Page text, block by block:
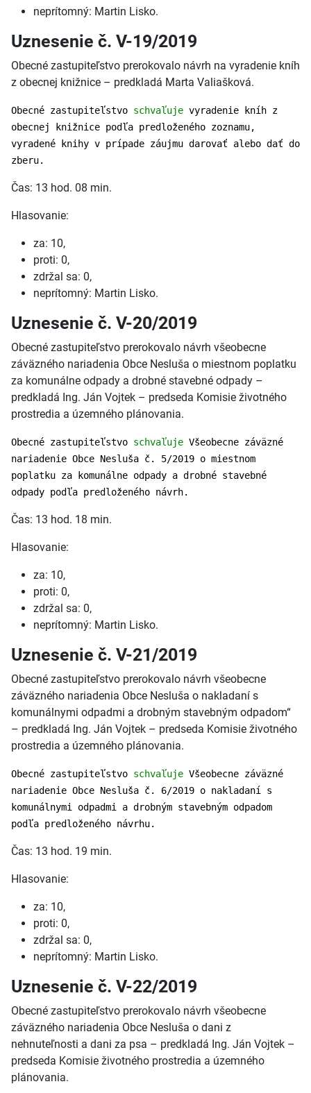
neprítomný: Martin Lisko.
Uznesenie č. V-19/2019
Obecné zastupiteľstvo prerokovalo návrh na vyradenie kníh
z obecnej knižnice – predkladá Marta Valiašková.
Obecné zastupiteľstvo schvaľuje vyradenie kníh z
obecnej knižnice podľa predloženého zoznamu,
vyradené knihy v prípade záujmu darovať alebo dať do
zberu.
Čas: 13 hod. 08 min.
Hlasovanie:
za: 10,
proti: 0,
zdržal sa: 0,
neprítomný: Martin Lisko.
Uznesenie č. V-20/2019
Obecné zastupiteľstvo prerokovalo návrh všeobecne
záväzného nariadenia Obce Nesluša o miestnom poplatku
za komunálne odpady a drobné stavebné odpady –
predkladá Ing. Ján Vojtek – predseda Komisie životného
prostredia a územného plánovania.
Obecné zastupiteľstvo schvaľuje Všeobecne záväzné
nariadenie Obce Nesluša č. 5/2019 o miestnom
poplatku za komunálne odpady a drobné stavebné
odpady podľa predloženého návrh.
Čas: 13 hod. 18 min.
Hlasovanie:
za: 10,
proti: 0,
zdržal sa: 0,
neprítomný: Martin Lisko.
Uznesenie č. V-21/2019
Obecné zastupiteľstvo prerokovalo návrh všeobecne
záväzného nariadenia Obce Nesluša o nakladaní s
komunálnymi odpadmi a drobným stavebným odpadom“
– predkladá Ing. Ján Vojtek – predseda Komisie životného
prostredia a územného plánovania.
Obecné zastupiteľstvo schvaľuje Všeobecne záväzné
nariadenie Obce Nesluša č. 6/2019 o nakladaní s
komunálnymi odpadmi a drobným stavebným odpadom
podľa predloženého návrhu.
Čas: 13 hod. 19 min.
Hlasovanie:
za: 10,
proti: 0,
zdržal sa: 0,
neprítomný: Martin Lisko.
Uznesenie č. V-22/2019
Obecné zastupiteľstvo prerokovalo návrh všeobecne
záväzného nariadenia Obce Nesluša o dani z
nehnuteľnosti a dani za psa – predkladá Ing. Ján Vojtek –
predseda Komisie životného prostredia a územného
plánovania.